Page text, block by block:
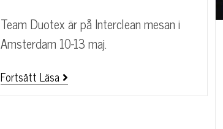
Team Duotex är på Interclean mesan i
Amsterdam 10-13 maj.
Fortsätt Läsa